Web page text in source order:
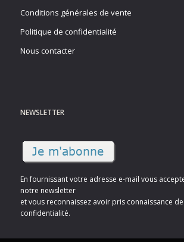
Conditions générales de vente
Politique de confidentialité
Nous contacter
NEWSLETTER
En fournissant votre adresse e-mail vous
notre newsletter
et vous reconnaissez avoir pris connaissance
confidentialité.